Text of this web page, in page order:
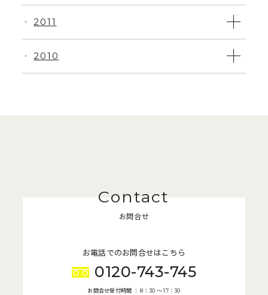
・ 2010
・ 2011
お問合せ
お電話でのお問合せはこちら
0120-743-745
お問合せ受付時間 ： 8：30 〜 17：30